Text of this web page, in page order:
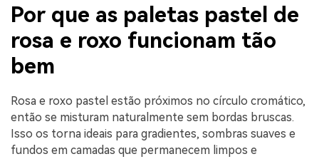
Por que as paletas pastel de
rosa e roxo funcionam tão
bem
Rosa e roxo pastel estão próximos no círculo cromático,
então se misturam naturalmente sem bordas bruscas.
Isso os torna ideais para gradientes, sombras suaves e
fundos em camadas que permanecem limpos e